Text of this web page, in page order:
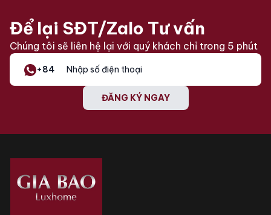
Để lại SĐT/Zalo Tư vấn
Chúng tôi sẽ liên hệ lại với quý khách chỉ trong 5 phút
+84
ĐĂNG KÝ NGAY